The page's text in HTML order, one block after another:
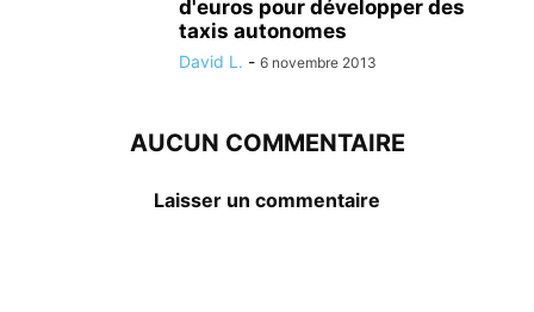
d'euros pour développer des
taxis autonomes
David L. - 6 novembre 2013
AUCUN COMMENTAIRE
Laisser un commentaire